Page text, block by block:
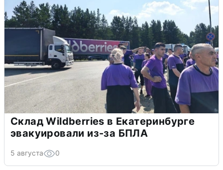
Склад Wildberries в Екатеринбурге
эвакуировали из-за БПЛА
5 августа 0